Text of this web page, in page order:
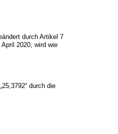
durch Artikel 7
2020, wird wie
durch die